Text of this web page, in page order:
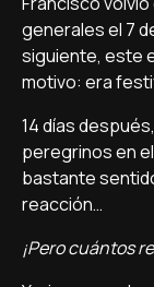
generales el 7
siguiente, este
motivo: era
14 días
peregrinos en
bastante
reacción…
¡Pero cuántos